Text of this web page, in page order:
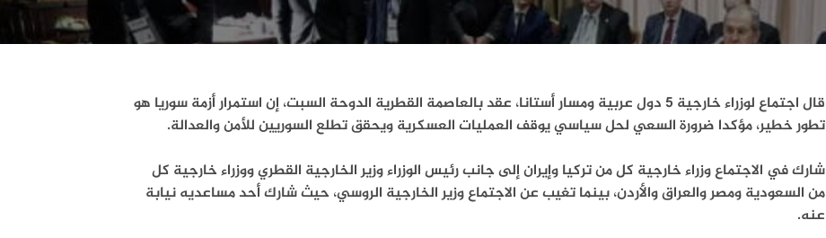
قال اجتماع لوزراء خارجية 5 دول عربية ومسار أستانا، عقد بالعاصمة القطرية الدوحة السبت، إن استمرار أزمة سوريا هو
تطور خطير، مؤكدا ضرورة السعي لحل سياسي يوقف العمليات العسكرية ويحقق تطلع السوريين للأمن والعدالة.
شارك في الاجتماع وزراء خارجية كل من تركيا وإيران إلى جانب رئيس الوزراء وزير الخارجية القطري ووزراء خارجية كل
من السعودية ومصر والعراق والأردن، بينما تغيب عن الاجتماع وزير الخارجية الروسي، حيث شارك أحد مساعديه نيابة
عنه.